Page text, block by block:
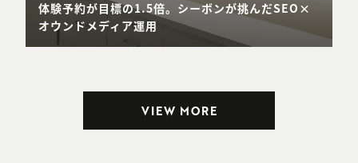
体験予約が目標の1.5倍。シーボンが挑んだSEO×
オウンドメディア運用
VIEW MORE